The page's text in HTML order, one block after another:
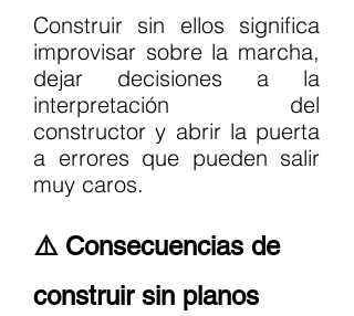
Construir sin ellos significa
improvisar sobre la marcha,
dejar decisiones a la
interpretación del
constructor y abrir la puerta
a errores que pueden salir
muy caros.
⚠️ Consecuencias de
construir sin planos